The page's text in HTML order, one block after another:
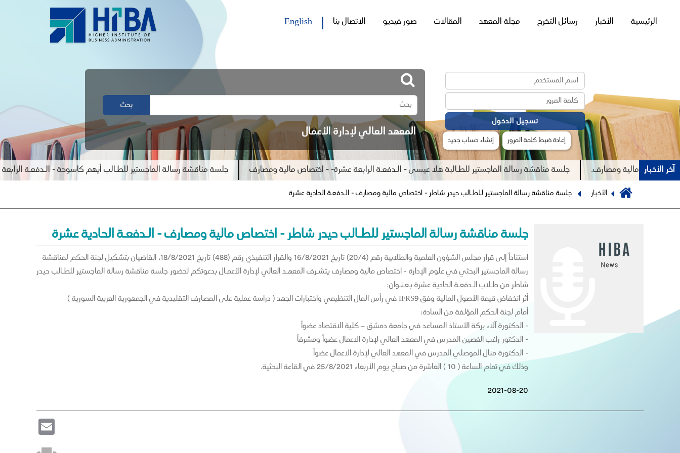
القائمة
الرئيسية الأخبار رسائل التخرج مجلة المعهد المقالات صور فيديو الاتصال بنا English
بحث
المعهد العالي لإدارة الأعمال
إنشاء حساب جديد إعادة ضبط كلمة المرور
آخر الأخبارمالية ومصارف. جلسة مناقشة رسالة الماجستير للطـالبة هلا عيسى - الـدفعـة الرابعة عشرة- - اختصاص مالية ومصارف
جلسة مناقشة رسالة الماجستير للطـالب أيهم كاسوحة - الـدفعـة
Breadcrumb
الأخبار جلسة مناقشة رسالة الماجستير للطـالب حيدر شاطر - اختصاص مالية ومصارف - الـدفعـة الحادية عشرة
جلسة مناقشة رسالة الماجستير للطـالب حيدر شاطر - اختصاص مالية ومصارف - الـدفعـة الحادية عشرة
استناداً إلى قرار مجلس الشؤون العلمية والطلابية رقم (20/4) تاريخ 16/8/2021 والقرار التنفيذي رقم (488) تاريخ 18/8/2021، القاضيان بتشكيل لجنة الحكم لمناقشة
رسالة الماجستير البحثي في علوم الإدارة - اختصاص مالية ومصارف يتشـرف المعهـد العالي لإدارة الأعمـال بدعوتكم لحضور جلسة مناقشة رسالة الماجستير للطـالب حيدر
شاطر من طـلاب الـدفعـة الحادية عشرة بـعـنـوان:
أثر انخفاض قيمة الأصول المالية وفق IFRS9 في رأس المال التنظيمي واختبارات الجهد ( دراسة عملية على المصارف التقليدية في الجمهورية العربية السورية )
أمام لجنة الحكم المؤلفة من السادة:
- الدكتورة آلاء بركة الأستاذ المساعد في جامعة دمشق – كلية الاقتصاد عضواً
- الدكتور راغب الغصين المدرس في المعهد العالي لإدارة الاعمال عضواً ومشرفاً
- الدكتورة منال الموصلي المدرس في المعهد العالي لإدارة الاعمال عضواً
وذلك في تمام الساعة ( 10 ) العاشرة من صباح يوم الأربعاء 25/8/2021 في القاعة البحثية.
2021-08-20